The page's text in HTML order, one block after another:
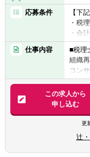
応募条件
【下
・税
・会
・公
務業
す！！
・普
【求
■税務
ら経
■経
仕事内容
■税理
組織
コン
【法
■業界
サー
■チ
業診
野の
は、
この求人から
申し込む
更
辻